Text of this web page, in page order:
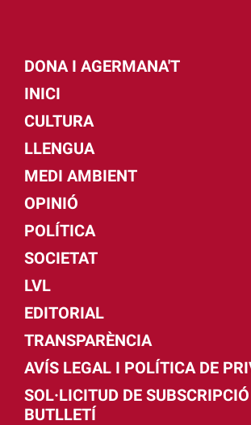
DONA I AGERMANA'T
INICI
CULTURA
LLENGUA
MEDI AMBIENT
OPINIÓ
POLÍTICA
SOCIETAT
LVL
EDITORIAL
TRANSPARÈNCIA
AVÍS LEGAL I POLÍTICA DE
SOL·LICITUD DE
BUTLLETÍ